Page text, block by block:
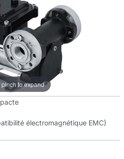
pinch to expand
électromagnétique EMC)